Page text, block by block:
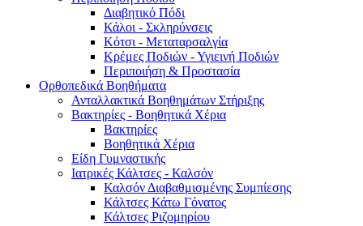
Διαβητικό Πόδι
Κάλοι - Σκληρύνσεις
Κότσι - Μεταταρσαλγία
Κρέμες Ποδιών - Υγιεινή Ποδιών
Περιποιήση & Προστασία
Ορθοπεδικά Βοηθήματα
Ανταλλακτικά Βοηθημάτων Στήριξης
Βακτηρίες - Βοηθητικά Χέρια
Βακτηρίες
Βοηθητικά Χέρια
Είδη Γυμναστικής
Ιατρικές Κάλτσες - Καλσόν
Καλσόν Διαβαθμισμένης Συμπίεσης
Κάλτσες Κάτω Γόνατος
Κάλτσες Ριζομηρίου